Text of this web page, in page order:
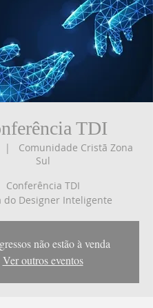
TDI
  |
Comunidade Cristã Zona
Sul
Conferência TDI
do Designer Inteligente
não estão à venda
Ver outros eventos